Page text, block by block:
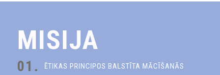
MISIJA
01.
ĒTIKAS PRINCIPOS BALSTĪTA MĀCĪŠANĀS